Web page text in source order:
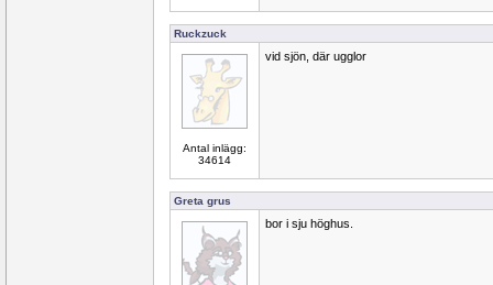
Ruckzuck
Antal inlägg:
34614
vid sjön, där ugglor
Greta grus
bor i sju höghus.